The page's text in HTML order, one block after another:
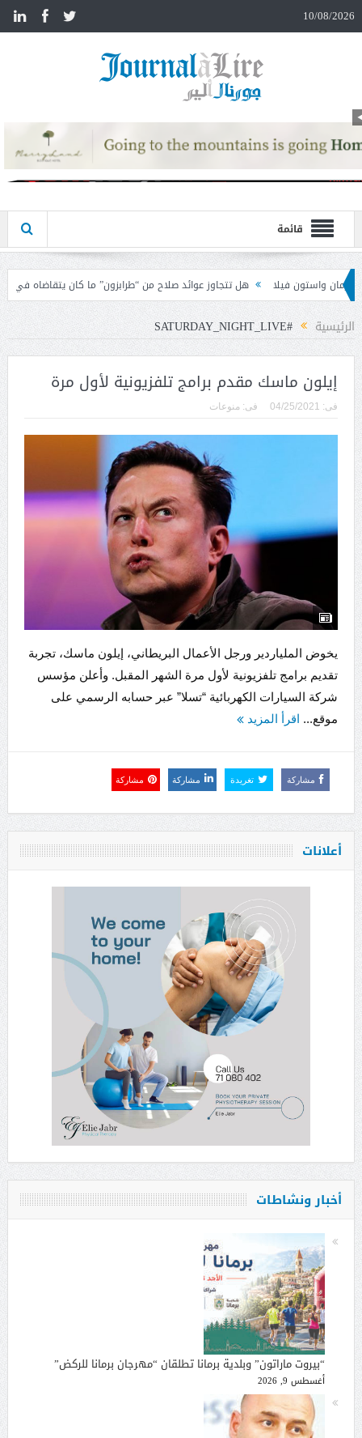
10/08/2026
قائمة
تتجاوز عوائد صلاح من “طرابزون” ما كان يتقاضاه في ليفربول؟ الإيجارات
الرئيسية #SATURDAY_NIGHT_LIVE
إيلون ماسك مقدم برامج تلفزيونية لأول مرة
فى: 04/25/2021 فى: منوعات
يخوض الملياردير ورجل الأعمال البريطاني، إيلون ماسك، تجربة
تقديم برامج تلفزيونية لأول مرة الشهر المقبل. وأعلن مؤسس
شركة السيارات الكهربائية “تسلا” عبر حسابه الرسمي على
موقع... اقرأ المزيد
مشاركة تغريدة مشاركة مشاركة
أعلانات
أخبار ونشاطات
“بيروت ماراتون” وبلدية برمانا تطلقان “مهرجان برمانا للركض”
أغسطس 9, 2026